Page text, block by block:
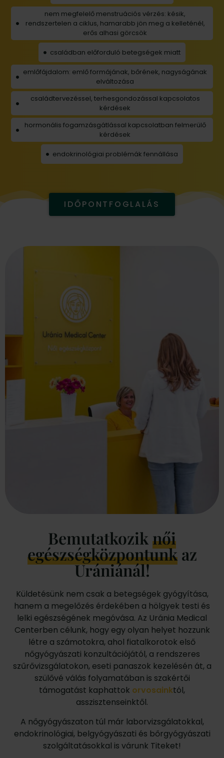
nem megfelelő menstruációs vérzés: késik,
rendszertelen a ciklus, hamarabb jön meg a kelleténél,
erős alhasi görcsök
családban előforduló betegségek miatt
emlőfájdalom: emlő formájának, bőrének, nagyságának
elváltozása
családtervezéssel, terhesgondozással kapcsolatos
kérdések
hormonális fogamzásgátlással kapcsolatban felmerülő
kérdések
endokrinológiai problémák fennállása
IDŐPONTFOGLALÁS
Bemutatkozik női
egészségközpontunkaz
Urániánál!
Küldetésünk nem csak a betegségek gyógyítása,
hanem a megelőzés érdekében a hölgyek testi és
lelki egészségének megóvása. Az Uránia Medical
Centerben célunk, hogy egy olyan helyet hozzunk
létre a számotokra, ahol fiatalkorotok első
nőgyógyászati konzultációjától, a rendszeres
szűrővizsgálatokon, eseti panaszok kezelésén át, a
szülővé válás folyamatában is szakértői
támogatást kaphattok orvosainktól,
asszisztenseinktől.
A nőgyógyászaton túl már laborvizsgálatokkal,
endokrinológiai, belgyógyászati és bőrgyógyászati
szolgáltatásokkal is várunk Titeket!